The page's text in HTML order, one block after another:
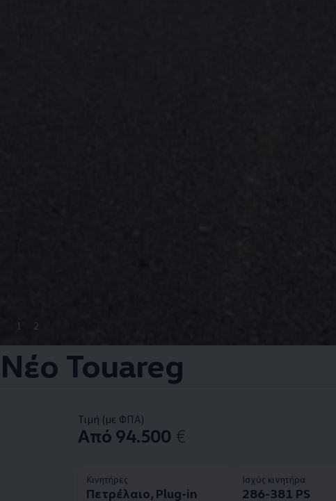
1 2
Νέο Touareg
Τιμή (με ΦΠΑ)
Από 94.500 €
Κινητήρες
Πετρέλαιο, Plug-in
Ισχύς κινητήρα
286-381 PS